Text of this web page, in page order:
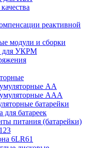
реактивной
модули и сборки
для УКРМ
АА
ААА
батарейки
для батареек
питания (батарейки)
6LR61